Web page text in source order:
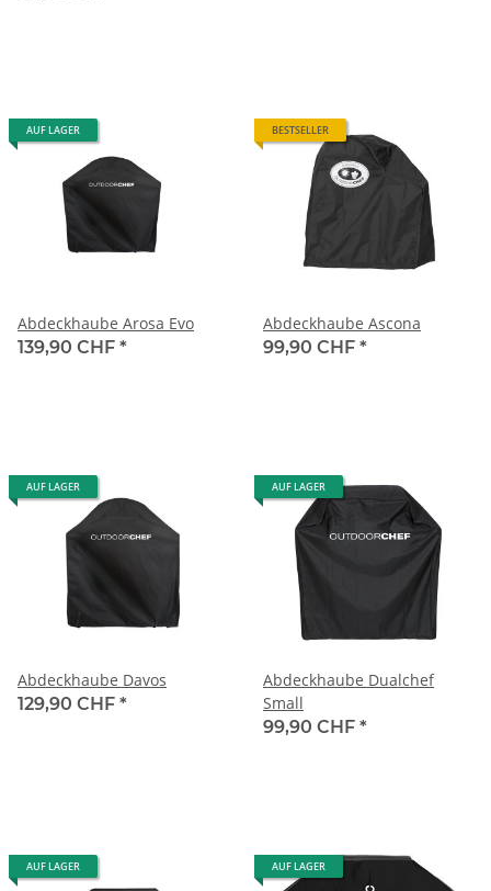
AUF LAGER
Abdeckhaube Arosa Evo
139,90 CHF *
BESTSELLER
Abdeckhaube Ascona
99,90 CHF *
AUF LAGER
Abdeckhaube Davos
129,90 CHF *
AUF LAGER
Abdeckhaube Dualchef
Small
99,90 CHF *
AUF LAGER AUF LAGER